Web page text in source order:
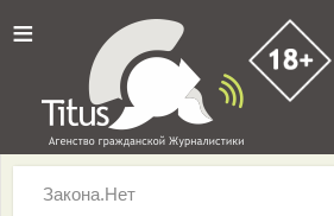
≡
Закона.Нет